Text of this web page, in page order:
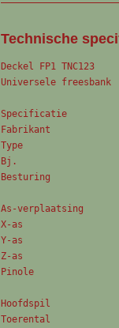
Technische
Deckel FP1 TNC123
Universele freesbank
Specificatie
Fabrikant			Deckel
Type				FP1
Bj.				onb.
Besturing			TNC123
As-verplaatsing
X-as				300	mm
Y-as				160	mm
Z-as				340	mm
Pinole			80	mm
Hoofdspil
Toerental			40 - 2000	Omw/min